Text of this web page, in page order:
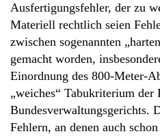
Ausfertigungsfehler, der zu
Materiell rechtlich seien
zwischen sogenannten
gemacht worden,
Einordnung des 800-Meter-
„weiches“ Tabukriterium der
Bundesverwaltungsgerichts.
Fehlern, an denen auch